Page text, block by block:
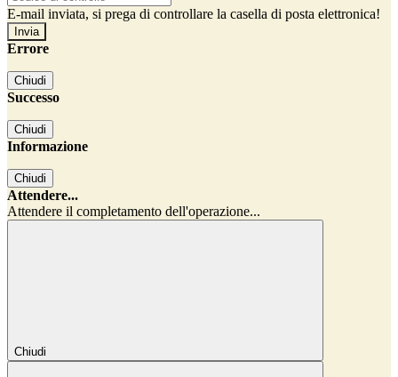
E-mail inviata, si prega di controllare la casella di posta elettronica!
Errore
Chiudi
Successo
Chiudi
Informazione
Chiudi
Attendere...
Attendere il completamento dell'operazione...
Chiudi